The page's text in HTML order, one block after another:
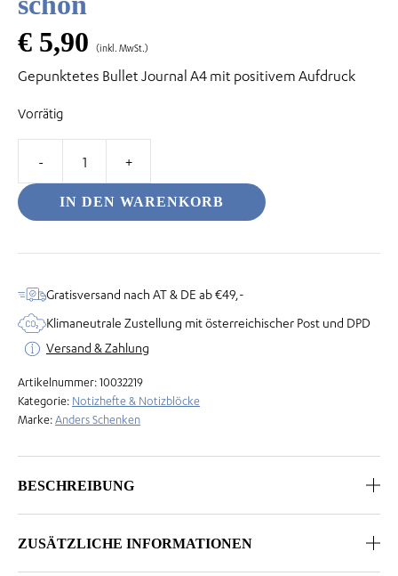
€ 5,90 (inkl. MwSt.)
Gepunktetes Bullet Journal A4 mit positivem Aufdruck
Vorrätig
A4
-
ist
schön
IN DEN WARENKORB
Gratisversand nach AT & DE ab €49,-
Klimaneutrale Zustellung mit österreichischer Post und DPD
Versand & Zahlung
Artikelnummer:10032219
Kategorie: Notizhefte & Notizblöcke
Marke:Anders Schenken
BESCHREIBUNG
ZUSÄTZLICHE INFORMATIONEN